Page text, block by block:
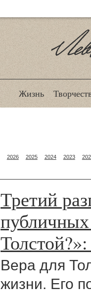
Жизнь
2026 2025 2024 2023
Третий
Вера для
жизни. Его